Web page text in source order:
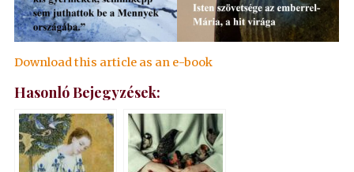
Download this article as an e-book
Hasonló Bejegyzések: